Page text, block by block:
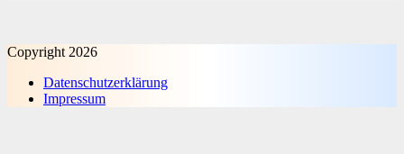
Copyright 2026
Datenschutz­erklärung
Impressum